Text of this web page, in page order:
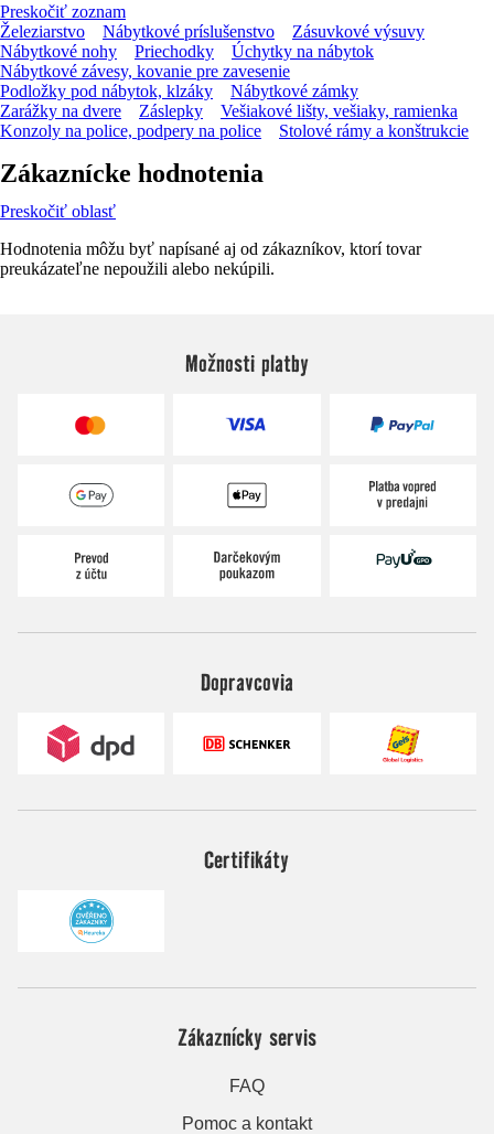
Preskočiť zoznam
Železiarstvo
Nábytkové príslušenstvo
Zásuvkové výsuvy
Nábytkové nohy
Priechodky
Úchytky na nábytok
Nábytkové závesy, kovanie pre zavesenie
Podložky pod nábytok, klzáky
Nábytkové zámky
Zarážky na dvere
Záslepky
Vešiakové lišty, vešiaky, ramienka
Konzoly na police, podpery na police
Stolové rámy a konštrukcie
Zákaznícke hodnotenia
Preskočiť oblasť
Hodnotenia môžu byť napísané aj od zákazníkov, ktorí tovar
preukázateľne nepoužili alebo nekúpili.
Možnosti platby
Dopravcovia
Certifikáty
Zákaznícky servis
FAQ
Pomoc a kontakt